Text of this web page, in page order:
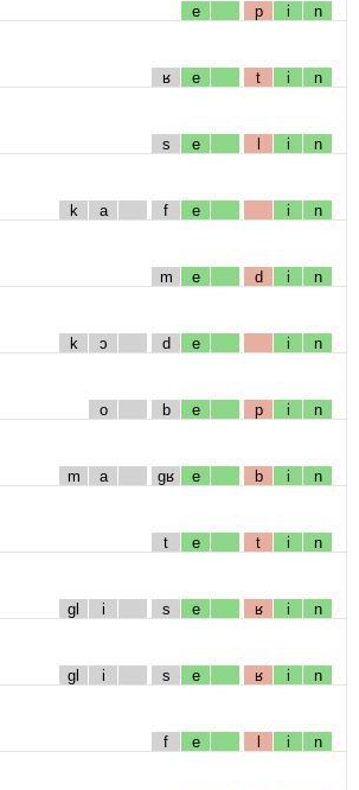
e p i n
ʁ e t i n
s e l i n
k a f e i n
m e d i n
k ɔ d e i n
o b e p i n
m a gʁ e b i n
t e t i n
gl i s e ʁ i n
gl i s e ʁ i n
f e l i n